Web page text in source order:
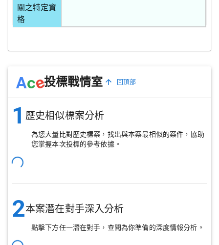
關之特定資
格
Ace投標戰情室 回頂部
1 歷史相似標案分析
為您大量比對歷史標案，找出與本案最相似的案件，協助
您掌握本次投標的參考依據。
2本案潛在對手深入分析
點擊下方任一潛在對手，查閱為你準備的深度情報分析。